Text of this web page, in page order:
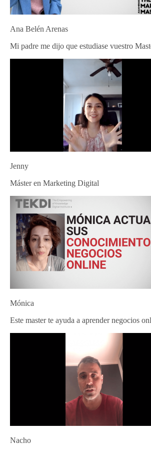
Ana Belén Arenas
Mi padre me dijo que estudiase vuestro
Jenny
Máster en Marketing Digital
Mónica
Este master te ayuda a aprender negocios
Nacho